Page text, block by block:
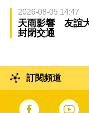
2026-08-05 14:47
天雨影響 友誼
封閉交通
訂閱頻道